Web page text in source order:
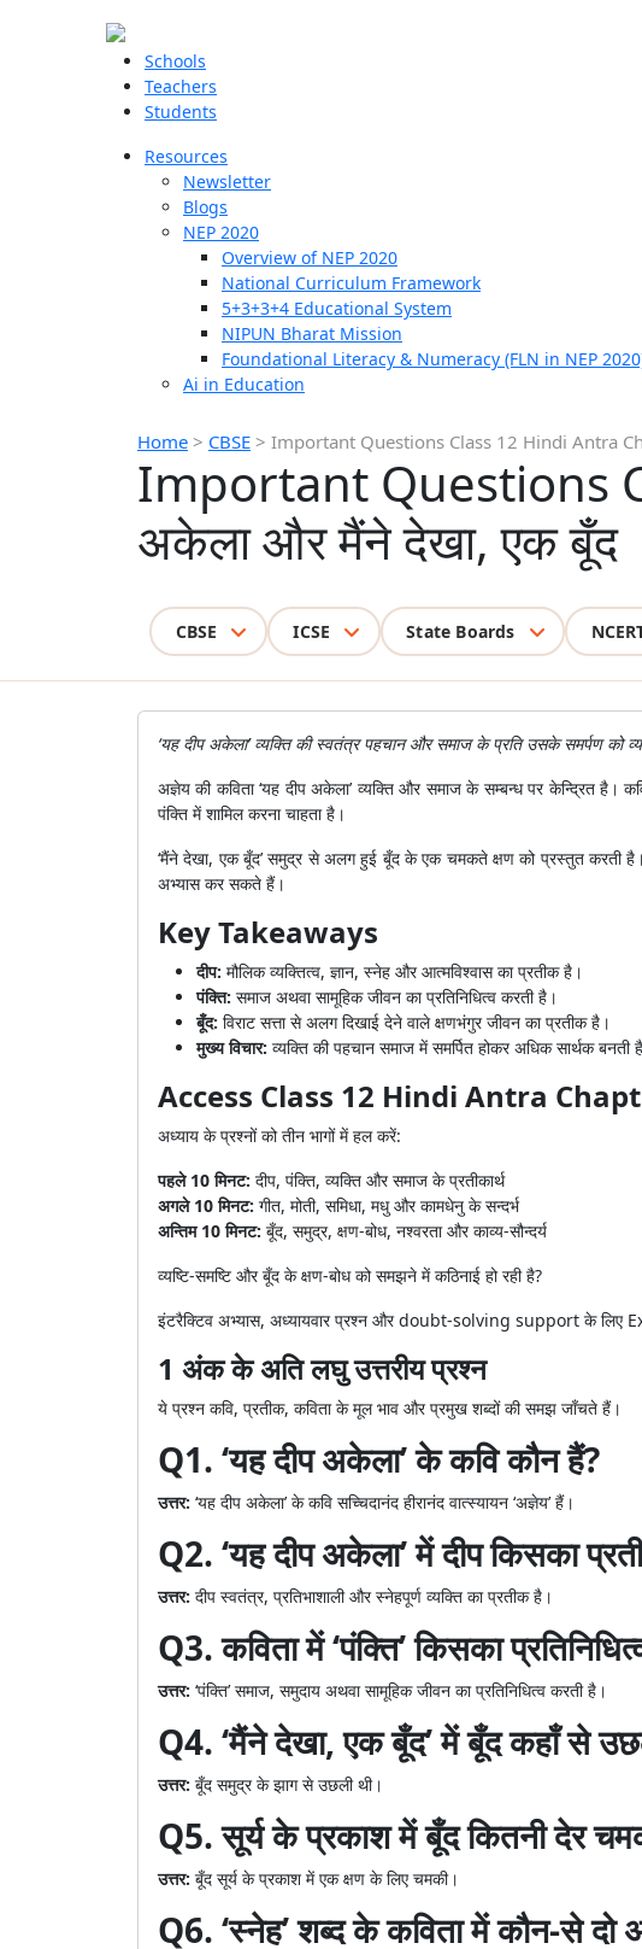
Schools
Teachers
Students
Resources
Newsletter
Blogs
NEP 2020
Overview of NEP 2020
National Curriculum Framework
5+3+3+4 Educational System
NIPUN Bharat Mission
Foundational Literacy & Numeracy (FLN in NEP
Ai in Education
Home > CBSE > Important Questions Class 12 Hindi Antra
Important Questions
अकेला और मैंने देखा, एक बूँद
CBSE ICSE State Boards
‘यह दीप अकेला’ व्यक्ति की स्वतंत्र पहचान और समाज के प्रति उसके समर्पण को
अज्ञेय की कविता ‘यह दीप अकेला’ व्यक्ति और समाज के सम्बन्ध पर केन्द्रित है।
पंक्ति में शामिल करना चाहता है।
‘मैंने देखा, एक बूँद’ समुद्र से अलग हुई बूँद के एक चमकते क्षण को प्रस्तुत करती
अभ्यास कर सकते हैं।
Key Takeaways
दीप: मौलिक व्यक्तित्व, ज्ञान, स्नेह और आत्मविश्वास का प्रतीक है।
पंक्ति: समाज अथवा सामूहिक जीवन का प्रतिनिधित्व करती है।
बूँद: विराट सत्ता से अलग दिखाई देने वाले क्षणभंगुर जीवन का प्रतीक है।
मुख्य विचार: व्यक्ति की पहचान समाज में समर्पित होकर अधिक सार्थक बनती
Access Class 12 Hindi Antra
अध्याय के प्रश्नों को तीन भागों में हल करें:
पहले 10 मिनट: दीप, पंक्ति, व्यक्ति और समाज के प्रतीकार्थ
अगले 10 मिनट: गीत, मोती, समिधा, मधु और कामधेनु के सन्दर्भ
अन्तिम 10 मिनट: बूँद, समुद्र, क्षण-बोध, नश्वरता और काव्य-सौन्दर्य
व्यष्टि-समष्टि और बूँद के क्षण-बोध को समझने में कठिनाई हो रही है?
इंटरैक्टिव अभ्यास, अध्यायवार प्रश्न और doubt-solving support के
1 अंक के अति लघु उत्तरीय प्रश्न
ये प्रश्न कवि, प्रतीक, कविता के मूल भाव और प्रमुख शब्दों की समझ जाँचते हैं।
Q1. ‘यह दीप अकेला’ के कवि कौन हैं?
उत्तर: ‘यह दीप अकेला’ के कवि सच्चिदानंद हीरानंद वात्स्यायन ‘अज्ञेय’ हैं।
Q2. ‘यह दीप अकेला’ में दीप किसका
उत्तर: दीप स्वतंत्र, प्रतिभाशाली और स्नेहपूर्ण व्यक्ति का प्रतीक है।
Q3. कविता में ‘पंक्ति’ किसका
उत्तर: ‘पंक्ति’ समाज, समुदाय अथवा सामूहिक जीवन का प्रतिनिधित्व करती है।
Q4. ‘मैंने देखा, एक बूँद’ में बूँद कहाँ से
उत्तर: बूँद समुद्र के झाग से उछली थी।
Q5. सूर्य के प्रकाश में बूँद कितनी देर
उत्तर: बूँद सूर्य के प्रकाश में एक क्षण के लिए चमकी।
Q6. ‘स्नेह’ शब्द के कविता में कौन-से दो